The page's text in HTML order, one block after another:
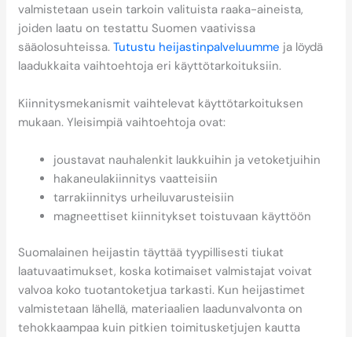
valmistetaan usein tarkoin valituista raaka-aineista,
joiden laatu on testattu Suomen vaativissa
sääolosuhteissa.Tutustu heijastinpalveluumme ja löydä
laadukkaita vaihtoehtoja eri käyttötarkoituksiin.
Kiinnitysmekanismit vaihtelevat käyttötarkoituksen
mukaan. Yleisimpiä vaihtoehtoja ovat:
joustavat nauhalenkit laukkuihin ja vetoketjuihin
hakaneulakiinnitys vaatteisiin
tarrakiinnitys urheiluvarusteisiin
magneettiset kiinnitykset toistuvaan käyttöön
Suomalainen heijastin täyttää tyypillisesti tiukat
laatuvaatimukset, koska kotimaiset valmistajat voivat
valvoa koko tuotantoketjua tarkasti. Kun heijastimet
valmistetaan lähellä, materiaalien laadunvalvonta on
tehokkaampaa kuin pitkien toimitusketjujen kautta